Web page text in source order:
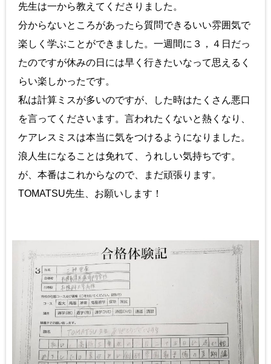
先生は一から教えてくださりました。
分からないところがあったら質問できるいい雰囲気で
楽しく学ぶことができました。一週間に３，４日だっ
たのですが休みの日には早く行きたいなって思えるく
らい楽しかったです。
私は計算ミスが多いのですが、した時はたくさん悪口
を言ってくださいます。言われたくないと熱くなり、
ケアレスミスは本当に気をつけるようになりました。
浪人生になることは免れて、うれしい気持ちです。
が、本番はこれからなので、まだ頑張ります。
TOMATSU先生、お願いします！